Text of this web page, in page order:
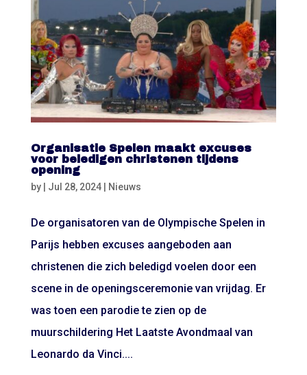
Organisatie Spelen maakt excuses
voor beledigen christenen tijdens
opening
by Jul 28, 2024| Nieuws
De organisatoren van de Olympische Spelen in
Parijs hebben excuses aangeboden aan
christenen die zich beledigd voelen door een
scene in de openingsceremonie van vrijdag. Er
was toen een parodie te zien op de
muurschildering Het Laatste Avondmaal van
Leonardo da Vinci....